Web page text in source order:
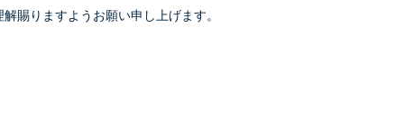
賜りますようお願い申し上げます。